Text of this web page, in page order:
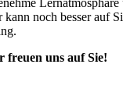
noch besser auf
freuen uns auf Sie!